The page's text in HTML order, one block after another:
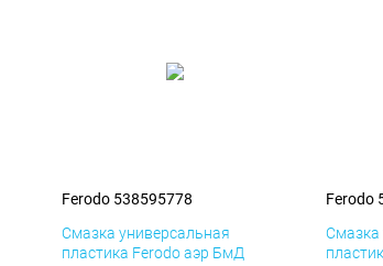
Ferodo 538595778
Смазка универсальная
пластика Ferodo аэр БмД
Ferodo
Смазка